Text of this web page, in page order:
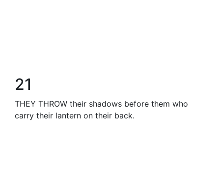
21
THEY THROW their shadows before them who
carry their lantern on their back.